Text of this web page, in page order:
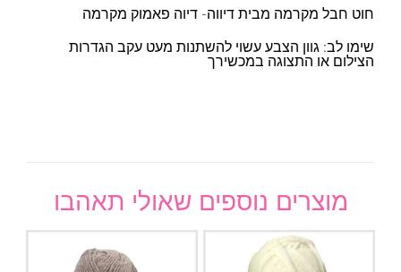
חוט חבל מקרמה מבית דיווה- דיוה פאמוק מקרמה
שימו לב: גוון הצבע עשוי להשתנות מעט עקב הגדרות
הצילום או התצוגה במכשירך
מוצרים נוספים שאולי תאהבו